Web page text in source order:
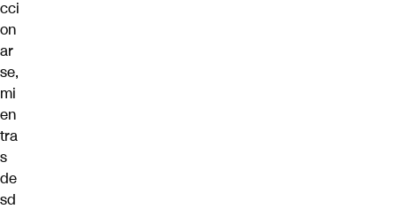
cci
on
ar
se,
mi
en
tra
s
de
sd